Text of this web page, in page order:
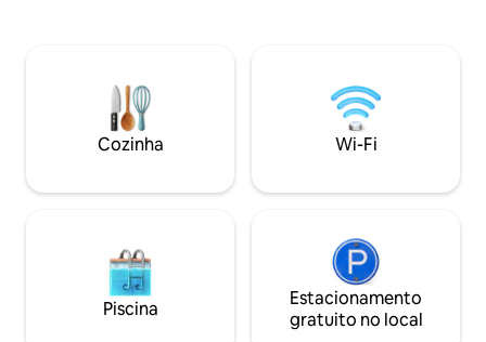
minutos de metrô) - a 12 km do
aeroporto de Lille-Lesquin
Estacionamento subterrâneo, bicicletas
V'Lille, ônibus,… tudo está por perto.
atividades nas
restaurantes.
esperam por
Cozinha Wi-Fi
Piscina
Estacionamento
gratuito no local